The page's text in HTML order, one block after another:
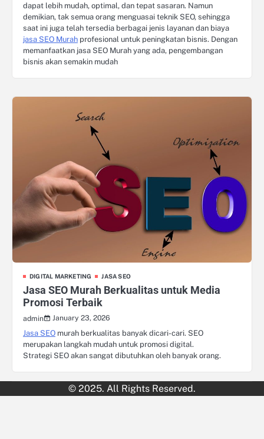
dapat lebih mudah, optimal, dan tepat sasaran. Namun
demikian, tak semua orang menguasai teknik SEO, sehingga
saat ini juga telah tersedia berbagai jenis layanan dan biaya
jasa SEO Murah profesional untuk peningkatan bisnis. Dengan
memanfaatkan jasa SEO Murah yang ada, pengembangan
bisnis akan semakin mudah
DIGITAL MARKETING JASA SEO
Jasa SEO Murah Berkualitas untuk Media
Promosi Terbaik
admin
January 23, 2026
Jasa SEO murah berkualitas banyak dicari-cari. SEO
merupakan langkah mudah untuk promosi digital.
Strategi SEO akan sangat dibutuhkan oleh banyak orang.
© 2025. All Rights Reserved.